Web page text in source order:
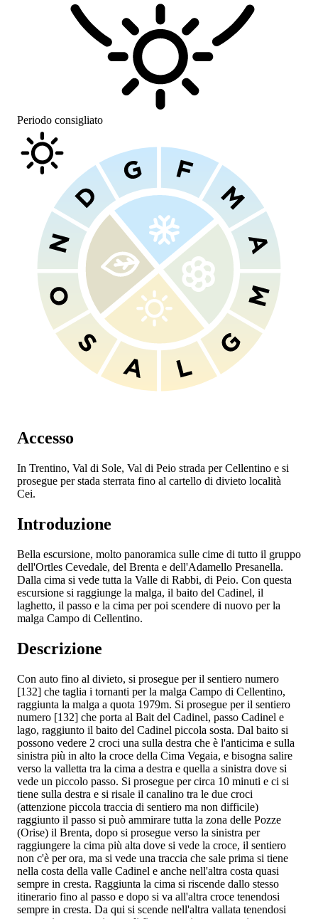
Periodo consigliato
Accesso
In Trentino, Val di Sole, Val di Peio strada per Cellentino e si
prosegue per stada sterrata fino al cartello di divieto località
Cei.
Introduzione
Bella escursione, molto panoramica sulle cime di tutto il gruppo
dell'Ortles Cevedale, del Brenta e dell'Adamello Presanella.
Dalla cima si vede tutta la Valle di Rabbi, di Peio. Con questa
escursione si raggiunge la malga, il baito del Cadinel, il
laghetto, il passo e la cima per poi scendere di nuovo per la
malga Campo di Cellentino.
Descrizione
Con auto fino al divieto, si prosegue per il sentiero numero
[132] che taglia i tornanti per la malga Campo di Cellentino,
raggiunta la malga a quota 1979m. Si prosegue per il sentiero
numero [132] che porta al Bait del Cadinel, passo Cadinel e
lago, raggiunto il baito del Cadinel piccola sosta. Dal baito si
possono vedere 2 croci una sulla destra che è l'anticima e sulla
sinistra più in alto la croce della Cima Vegaia, e bisogna salire
verso la valletta tra la cima a destra e quella a sinistra dove si
vede un piccolo passo. Si prosegue per circa 10 minuti e ci si
tiene sulla destra e si risale il canalino tra le due croci
(attenzione piccola traccia di sentiero ma non difficile)
raggiunto il passo si può ammirare tutta la zona delle Pozze
(Orise) il Brenta, dopo si prosegue verso la sinistra per
raggiungere la cima più alta dove si vede la croce, il sentiero
non c'è per ora, ma si vede una traccia che sale prima si tiene
nella costa della valle Cadinel e anche nell'altra costa quasi
sempre in cresta. Raggiunta la cima si riscende dallo stesso
itinerario fino al passo e dopo si va all'altra croce tenendosi
sempre in cresta. Da qui si scende nell'altra vallata tenendosi